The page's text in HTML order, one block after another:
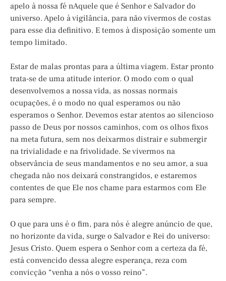
apelo à nossa fé nAquele que é Senhor e Salvador do
universo. Apelo à vigilância, para não vivermos de costas
para esse dia definitivo. E temos à disposição somente um
tempo limitado.
Estar de malas prontas para a última viagem. Estar pronto
trata-se de uma atitude interior. O modo com o qual
desenvolvemos a nossa vida, as nossas normais
ocupações, é o modo no qual esperamos ou não
esperamos o Senhor. Devemos estar atentos ao silencioso
passo de Deus por nossos caminhos, com os olhos fixos
na meta futura, sem nos deixarmos distrair e submergir
na trivialidade e na frivolidade. Se vivermos na
observância de seus mandamentos e no seu amor, a sua
chegada não nos deixará constrangidos, e estaremos
contentes de que Ele nos chame para estarmos com Ele
para sempre.
O que para uns é o fim, para nós é alegre anúncio de que,
no horizonte da vida, surge o Salvador e Rei do universo:
Jesus Cristo. Quem espera o Senhor com a certeza da fé,
está convencido dessa alegre esperança, reza com
convicção “venha a nós o vosso reino”.